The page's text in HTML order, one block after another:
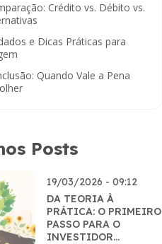
Crédito vs. Débito vs.
e Dicas Práticas para
Quando Vale a Pena
Posts
19/03/2026 - 09:12
DA TEORIA À
PRÁTICA: O PRIMEIRO
PASSO PARA O
INVESTIDOR